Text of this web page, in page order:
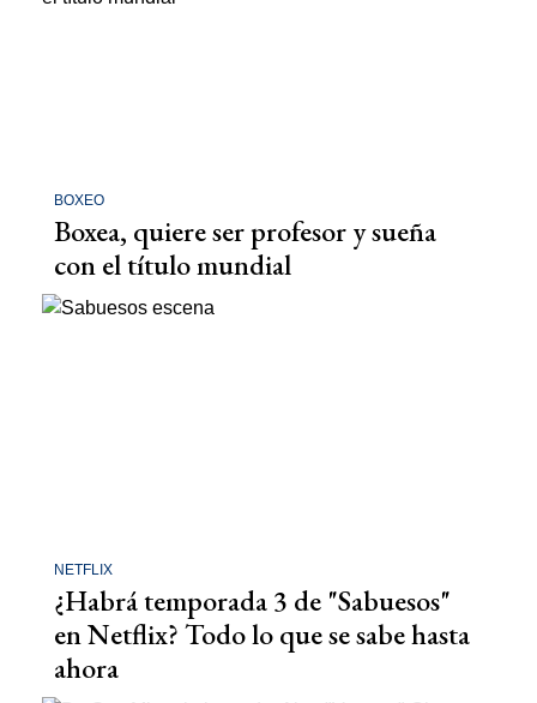
BOXEO
Boxea, quiere ser profesor y sueña
con el título mundial
NETFLIX
¿Habrá temporada 3 de "Sabuesos"
en Netflix? Todo lo que se sabe hasta
ahora